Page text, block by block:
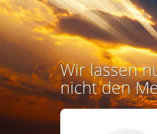
Wir lassen
nicht den